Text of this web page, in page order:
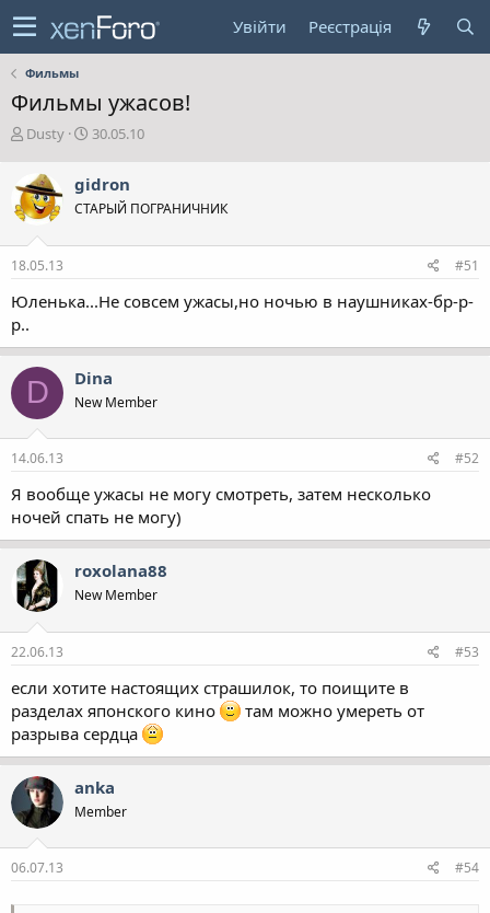
Увійти Реєстрація
Фильмы
Фильмы ужасов!
А
о
р
е
м
Dusty
Д
а
с
в
е
н
30.05.10
gidron
СТАРЫЙ ПОГРАНИЧНИК
18.05.13 #51
Юленька...Не совсем ужасы,но ночью в наушниках-бр-р-
р..
D Dina
New Member
14.06.13 #52
Я вообще ужасы не могу смотреть, затем несколько
ночей спать не могу)
roxolana88
New Member
22.06.13 #53
если хотите настоящих страшилок, то поищите в
разделах японского кино
там можно умереть от
разрыва сердца
anka
Member
06.07.13 #54